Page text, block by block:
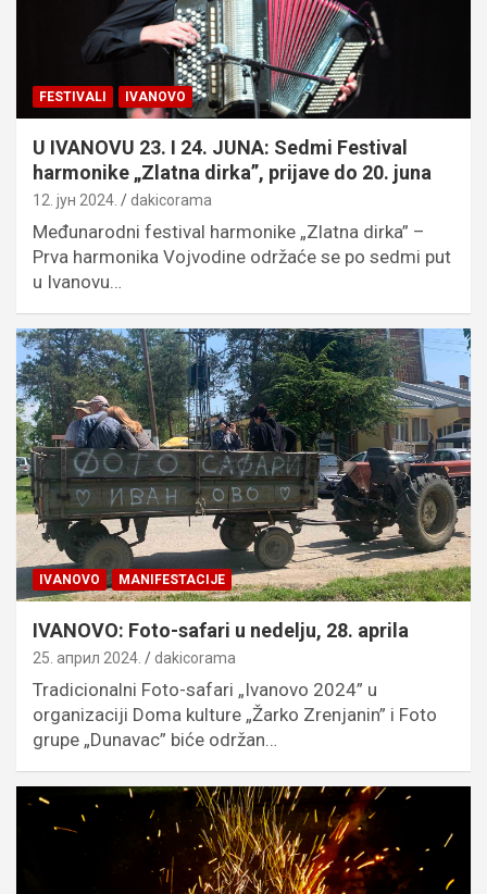
FESTIVALI IVANOVO
U IVANOVU 23. I 24. JUNA: Sedmi Festival
harmonike „Zlatna dirka”, prijave do 20. juna
12. јун 2024. dakicorama
Međunarodni festival harmonike „Zlatna dirka” –
Prva harmonika Vojvodine održaće se po sedmi put
u Ivanovu…
IVANOVO MANIFESTACIJE
IVANOVO: Foto-safari u nedelju, 28. aprila
25. април 2024. dakicorama
Tradicionalni Foto-safari „Ivanovo 2024” u
organizaciji Doma kulture „Žarko Zrenjanin” i Foto
grupe „Dunavac” biće održan…